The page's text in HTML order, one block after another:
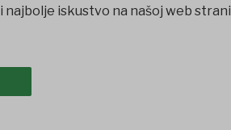
iskustvo na našoj web